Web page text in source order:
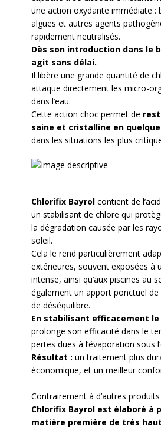
une action oxydante immédiate :
algues et autres agents
rapidement neutralisés.
Dès son introduction dans le
agit sans délai.
Il libère une grande quantité de
attaque directement les micro-
dans l’eau.
Cette action choc permet de
saine et cristalline en
dans les situations les plus
Chlorifix Bayrol contient de
un stabilisant de chlore qui
la dégradation causée par les
soleil.
Cela le rend particulièrement
extérieures, souvent exposées à
intense, ainsi qu’aux piscines au
également un apport ponctuel de
de déséquilibre.
En stabilisant efficacement le
prolonge son efficacité dans le
pertes dues à l’évaporation sous
Résultat : un traitement plus
économique, et un meilleur
Contrairement à d’autres
Chlorifix Bayrol est élaboré à
matière première de très